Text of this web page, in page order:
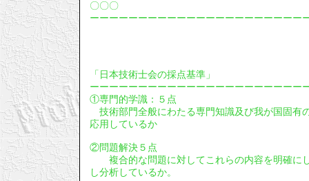
〇〇〇
ーーーーーーーーーーーーーーーーーーーーー
「日本技術士会の採点基準」
ーーーーーーーーーーーーーーーーーーーーー
①専門的学識：５点
技術部門全般にわたる専門知識及び我が国固有
応用しているか
②問題解決５点
複合的な問題に対してこれらの内容を明確に
し分析しているか。